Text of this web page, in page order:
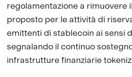
regolamentazione a rimuovere
proposto per le attività di
emittenti di stablecoin ai sensi
segnalando il continuo
infrastrutture finanziarie